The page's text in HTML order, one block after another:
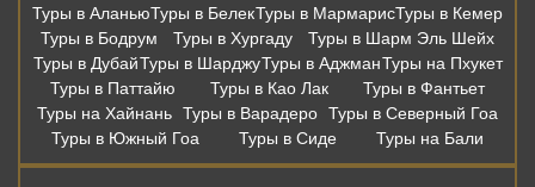
Туры в АланьюТуры в БелекТуры в МармарисТуры в Кемер
Туры в Бодрум
Туры в Хургаду
Туры в Шарм Эль Шейх
Туры в ДубайТуры в ШарджуТуры в АджманТуры на Пхукет
Туры в Паттайю
Туры в Као Лак
Туры в Фантьет
Туры на Хайнань Туры в Варадеро Туры в Северный Гоа
Туры в Южный Гоа
Туры в Сиде Туры на Бали